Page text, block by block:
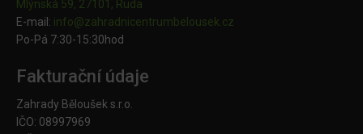
Mlýnská 59, 27101, Ruda
E-mail: info@zahradnicentrumbelousek. cz
Po-Pá 7:30-15:30hod
Fakturační údaje
Zahrady Běloušek s.r.o.
IČO: 08997969